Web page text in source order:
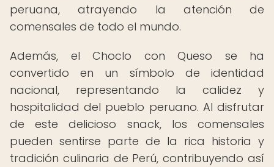
peruana, atrayendo la atención de
comensales de todo el mundo.
Además, el Choclo con Queso se ha
convertido en un símbolo de identidad
nacional, representando la calidez y
hospitalidad del pueblo peruano. Al disfrutar
de este delicioso snack, los comensales
pueden sentirse parte de la rica historia y
tradición culinaria de Perú, contribuyendo así